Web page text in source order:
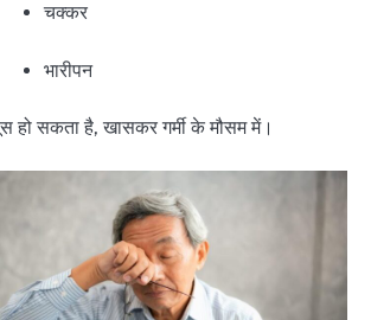
चक्कर
भारीपन
हो सकता है, खासकर गर्मी के मौसम में।